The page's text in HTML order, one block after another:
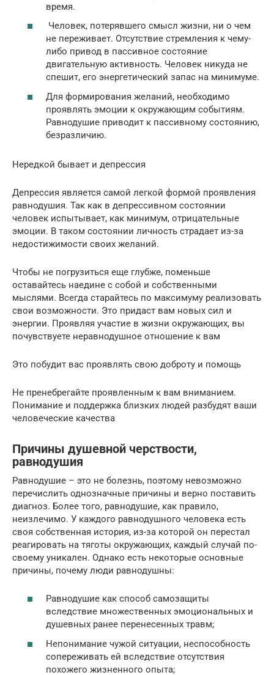
время.
Человек, потерявшего смысл жизни, ни о чем
не переживает. Отсутствие стремления к чему-
либо привод в пассивное состояние
двигательную активность. Человек никуда не
спешит, его энергетический запас на минимуме.
Для формирования желаний, необходимо
проявлять эмоции к окружающим событиям.
Равнодушие приводит к пассивному состоянию,
безразличию.
Нередкой бывает и депрессия
Депрессия является самой легкой формой проявления
равнодушия. Так как в депрессивном состоянии
человек испытывает, как минимум, отрицательные
эмоции. В таком состоянии личность страдает из-за
недостижимости своих желаний.
Чтобы не погрузиться еще глубже, поменьше
оставайтесь наедине с собой и собственными
мыслями. Всегда старайтесь по максимуму реализовать
свои возможности. Это придаст вам новых сил и
энергии. Проявляя участие в жизни окружающих, вы
почувствуете неравнодушное отношение к вам
Это побудит вас проявлять свою доброту и помощь
Не пренебрегайте проявленным к вам вниманием.
Понимание и поддержка близких людей разбудят ваши
человеческие качества
Причины душевной черствости,
равнодушия
Равнодушие – это не болезнь, поэтому невозможно
перечислить однозначные причины и верно поставить
диагноз. Более того, равнодушие, как правило,
неизлечимо. У каждого равнодушного человека есть
своя собственная история, из-за которой он перестал
реагировать на тяготы окружающих, каждый случай по-
своему уникален. Однако есть некоторые основные
причины, почему люди равнодушны:
Равнодушие как способ самозащиты
вследствие множественных эмоциональных и
душевных ранее перенесенных травм;
Непонимание чужой ситуации, неспособность
сопереживать ей вследствие отсутствия
похожего жизненного опыта;